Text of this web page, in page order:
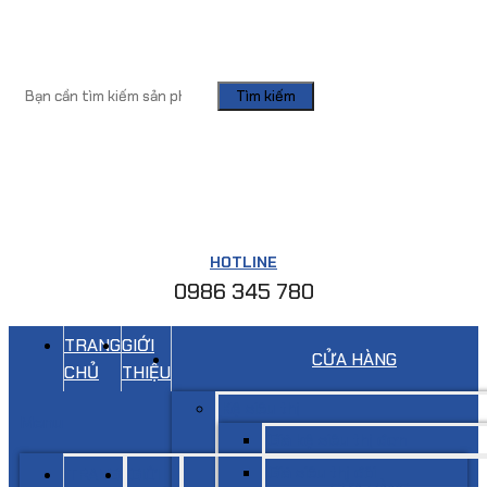
Tìm kiếm
HOTLINE
0986 345 780
TRANG
CHỦ
GIỚI
THIỆU
CỬA HÀNG
TRANG